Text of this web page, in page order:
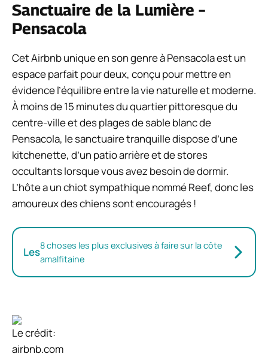
Sanctuaire de la Lumière –
Pensacola
Cet Airbnb unique en son genre à Pensacola est un
espace parfait pour deux, conçu pour mettre en
évidence l’équilibre entre la vie naturelle et moderne.
À moins de 15 minutes du quartier pittoresque du
centre-ville et des plages de sable blanc de
Pensacola, le sanctuaire tranquille dispose d’une
kitchenette, d’un patio arrière et de stores
occultants lorsque vous avez besoin de dormir.
L’hôte a un chiot sympathique nommé Reef, donc les
amoureux des chiens sont encouragés !
Les8 choses les plus exclusives à faire sur la côte
amalfitaine
Le crédit:
airbnb.com